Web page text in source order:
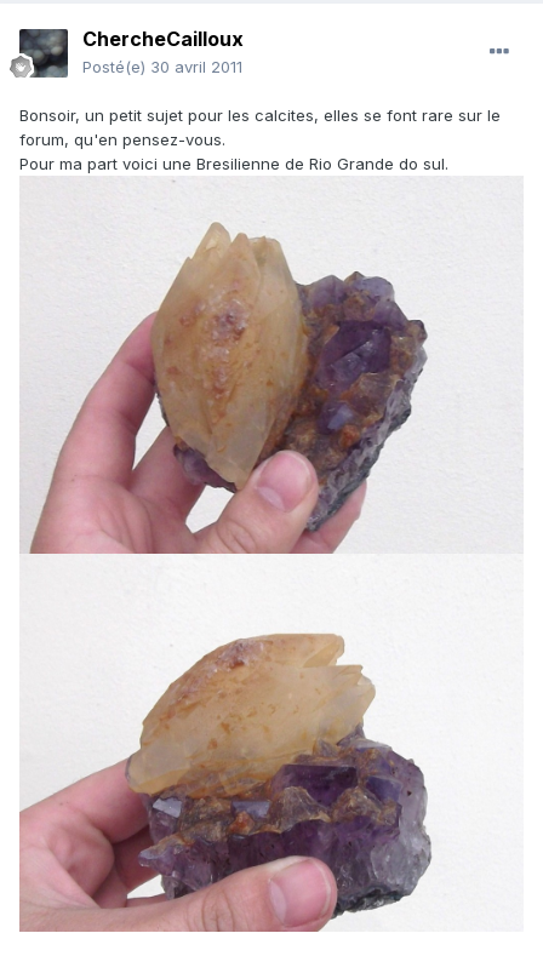
ChercheCailloux
Posté(e) 30 avril 2011
Bonsoir, un petit sujet pour les calcites, elles se font rare sur le
forum, qu'en pensez-vous.
Pour ma part voici une Bresilienne de Rio Grande do sul.